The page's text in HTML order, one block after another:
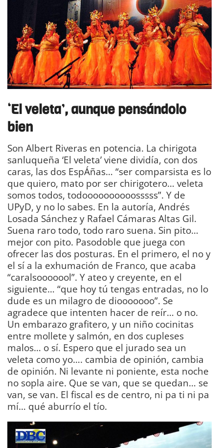
‘Elveleta’, aunque pensándolo
bien
Son Albert Riveras en potencia. La chirigota
sanluqueña ‘El veleta’ viene dividía, con dos
caras, las dos EspÁñas… “ser comparsista es lo
que quiero, mato por ser chirigotero… veleta
somos todos, todoooooooooosssss”. Y de
UPyD, y no lo sabes. En la autoría, Andrés
Losada Sánchez y Rafael Cámaras Altas Gil.
Suena raro todo, todo raro suena. Sin pito…
mejor con pito. Pasodoble que juega con
ofrecer las dos posturas. En el primero, el no y
el sí a la exhumación de Franco, que acaba
“caralsooooool”. Y ateo y creyente, en el
siguiente… “que hoy tú tengas entradas, no lo
dude es un milagro de diooooooo”. Se
agradece que intenten hacer de reír… o no.
Un embarazo grafitero, y un niño cocinitas
entre mollete y salmón, en dos cupleses
malos… o sí. Espero que el jurado sea un
veleta como yo…. cambia de opinión, cambia
de opinión. Ni levante ni poniente, esta noche
no sopla aire. Que se van, que se quedan… se
van, se van. El fiscal es de centro, ni pa ti ni pa
mí… qué aburrío el tío.